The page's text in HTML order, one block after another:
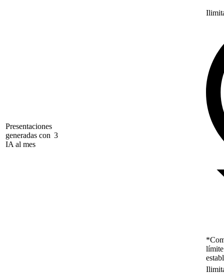
Presentaciones
generadas con
IA al mes
3